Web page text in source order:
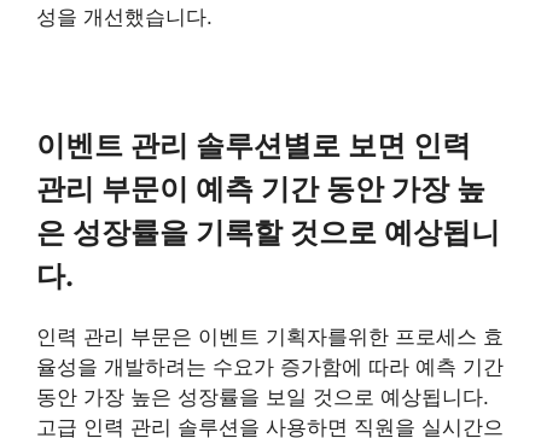
성을 개선했습니다.
이벤트 관리 솔루션별로 보면 인력
관리 부문이 예측 기간 동안 가장 높
은 성장률을 기록할 것으로 예상됩니
다.
인력 관리 부문은 이벤트 기획자를위한 프로세스 효
율성을 개발하려는 수요가 증가함에 따라 예측 기간
동안 가장 높은 성장률을 보일 것으로 예상됩니다.
고급 인력 관리 솔루션을 사용하면 직원을 실시간으